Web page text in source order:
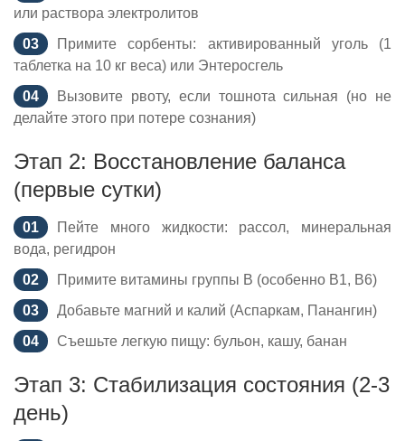
или раствора электролитов
Примите сорбенты: активированный уголь (1
таблетка на 10 кг веса) или Энтеросгель
Вызовите рвоту, если тошнота сильная (но не
делайте этого при потере сознания)
Этап 2: Восстановление баланса
(первые сутки)
Пейте много жидкости: рассол, минеральная
вода, регидрон
Примите витамины группы B (особенно B1, B6)
Добавьте магний и калий (Аспаркам, Панангин)
Съешьте легкую пищу: бульон, кашу, банан
Этап 3: Стабилизация состояния (2-3
день)